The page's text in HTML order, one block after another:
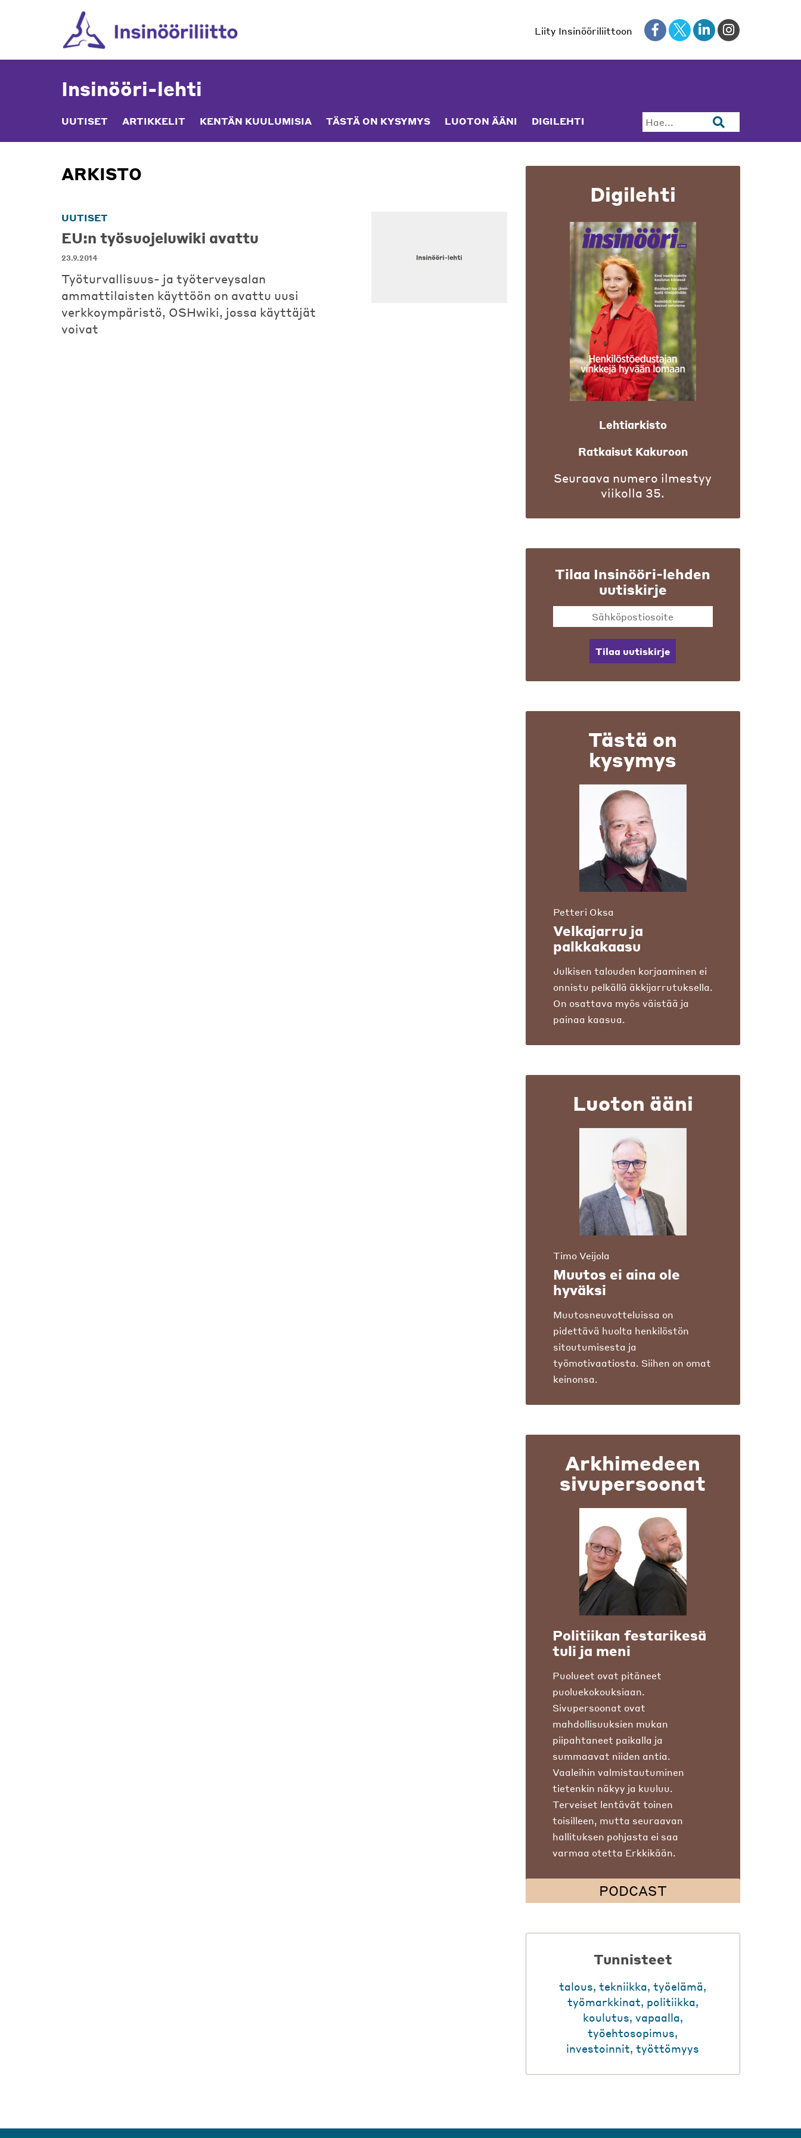
Liity Insinööriliittoon
Insinööri-lehti
UUTISET ARTIKKELIT KENTÄN KUULUMISIA TÄSTÄ ON KYSYMYS LUOTON ÄÄNI DIGILEHTI Hae...
ARKISTO
UUTISET
EU:n työsuojeluwiki avattu
23.9.2014
Työturvallisuus- ja työterveysalan
ammattilaisten käyttöön on avattu uusi
verkkoympäristö, OSHwiki, jossa käyttäjät
voivat
Digilehti
Lehtiarkisto
Ratkaisut Kakuroon
Seuraava numero ilmestyy
viikolla 35.
Tilaa Insinööri-lehden
uutiskirje
Tilaa uutiskirje
Tästä on
kysymys
Petteri Oksa
Velkajarru ja
palkkakaasu
Julkisen talouden korjaaminen ei
onnistu pelkällä äkkijarrutuksella.
On osattava myös väistää ja
painaa kaasua.
Luoton ääni
Timo Veijola
Muutos ei aina ole
hyväksi
Muutosneuvotteluissa on
pidettävä huolta henkilöstön
sitoutumisesta ja
työmotivaatiosta. Siihen on omat
keinonsa.
Arkhimedeen
sivupersoonat
Politiikan festarikesä
tuli ja meni
Puolueet ovat pitäneet
puoluekokouksiaan.
Sivupersoonat ovat
mahdollisuuksien mukan
piipahtaneet paikalla ja
summaavat niiden antia.
Vaaleihin valmistautuminen
tietenkin näkyy ja kuuluu.
Terveiset lentävät toinen
toisilleen, mutta seuraavan
hallituksen pohjasta ei saa
varmaa otetta Erkkikään.
PODCAST
Tunnisteet
talous,tekniikka,työelämä,
työmarkkinat, politiikka,
koulutus, vapaalla,
työehtosopimus,
investoinnit,työttömyys